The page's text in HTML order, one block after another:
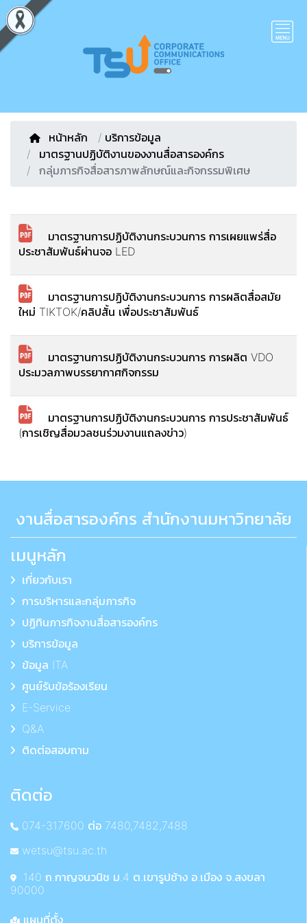
หน้าหลัก / บริการข้อมูล
มาตรฐานปฏิบัติงานของงานสื่อสารองค์กร
กลุ่มภารกิจสื่อสารภาพลักษณ์และกิจกรรมพิเศษ
มาตรฐานการปฏิบัติงานกระบวนการ การเผยแพร่สื่อ
ประชาสัมพันธ์ผ่านจอ LED
มาตรฐานการปฏิบัติงานกระบวนการ การผลิตสื่อสมัย
ใหม่ TIKTOK/คลิปสั้น เพื่อประชาสัมพันธ์
มาตรฐานการปฏิบัติงานกระบวนการ การผลิต VDO
ประมวลภาพบรรยากาศกิจกรรม
มาตรฐานการปฏิบัติงานกระบวนการ การประชาสัมพันธ์
(การเชิญสื่อมวลชนร่วมงานแถลงข่าว)
งานสื่อสารองค์กร สำนักงานมหาวิทยาลัย
เมนูหลัก
เกี่ยวกับเรา
การบริหารและกลุ่มภารกิจ
ปฏิทินภารกิจงานสื่อสารองค์กร
บริการข้อมูล
ข้อมูล ITA
ศูนย์รับข้อร้องเรียน
E-Service
Q&A
ติดต่อสอบถาม
ติดต่อ
074-317600 ต่อ 7480,7482,7488
wetsu@tsu.ac.th
140 ถ.กาญจนวนิช ม.4 ต.เขารูปช้าง อ.เมือง จ.สงขลา
90000
แผนที่ตั้ง